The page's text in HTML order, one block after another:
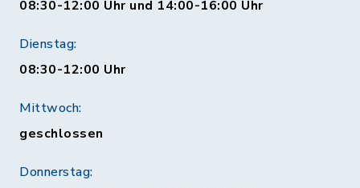
08:30-12:00 Uhr und 14:00-16:00 Uhr
Dienstag:
08:30-12:00 Uhr
Mittwoch:
geschlossen
Donnerstag: